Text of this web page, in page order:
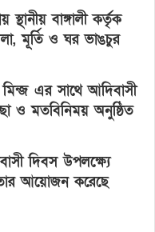
স্থানীয় বাঙ্গালী কর্তৃক
মূর্তি ও ঘর ভাঙচুর
মিন্জ এর সাথে আদিবাসী
ও মতবিনিময় অনুষ্ঠিত
দিবস উপলক্ষ্যে
আয়োজন করেছে